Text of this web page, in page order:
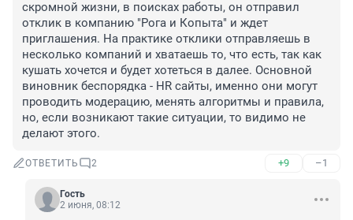
скромной жизни, в поисках работы, он отправил
отклик в компанию "Рога и Копыта" и ждет
приглашения. На практике отклики отправляешь в
несколько компаний и хватаешь то, что есть, так как
кушать хочется и будет хотеться в далее. Основной
виновник беспорядка - HR сайты, именно они могут
проводить модерацию, менять алгоритмы и правила,
но, если возникают такие ситуации, то видимо не
делают этого.
ОТВЕТИТЬ 2 +9 –1
Гость
2 июня, 08:12